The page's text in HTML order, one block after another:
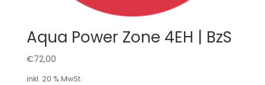
Aqua Power Zone 4EH | BzS
€72,00
inkl. 20 % MwSt.